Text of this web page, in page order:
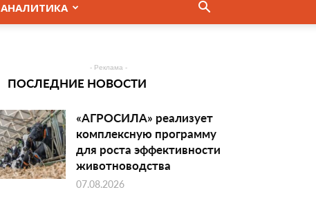
АНАЛИТИКА
- Реклама -
ПОСЛЕДНИЕ НОВОСТИ
«АГРОСИЛА» реализует
комплексную программу
для роста эффективности
животноводства
07.08.2026